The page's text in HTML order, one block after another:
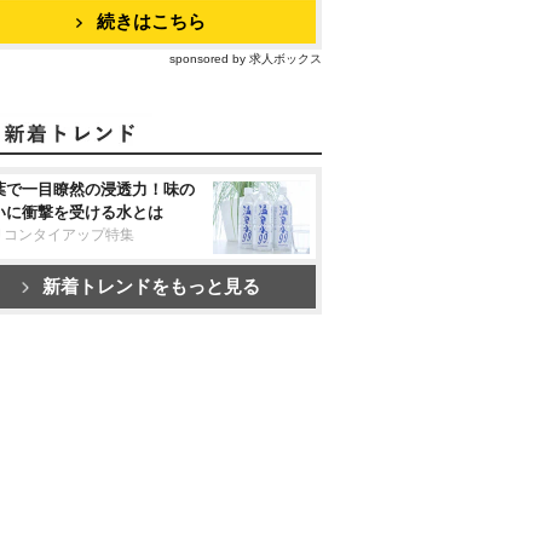
続きはこちら
sponsored by 求人ボックス
で一目瞭然の浸透力！味の
に衝撃を受ける水とは
コンタイアップ特集
新着トレンドをもっと見る